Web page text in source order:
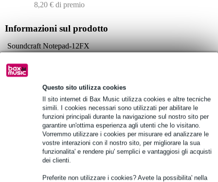
Questo sito utilizza cookies
Il sito internet di Bax Music utilizza cookies e altre tecniche
simili. I cookies necessari sono utilizzati per abilitare le
funzioni principali durante la navigazione sul nostro sito per
garantire un'ottima esperienza agli utenti che lo visitano.
Vorremmo utilizzare i cookies per misurare ed analizzare le
vostre interazioni con il nostro sito, per migliorare la sua
funzionalita' e rendere piu' semplici e vantaggiosi gli acquisti
dei clienti.
Preferite non utilizzare i cookies? Avete la possibilita' nella
8,20 € di premio
Informazioni sul prodotto
Soundcraft Notepad-12FX
preamplificatori microfonici Soundcraft professionali
Specifiche complete
Vedi anche (4)